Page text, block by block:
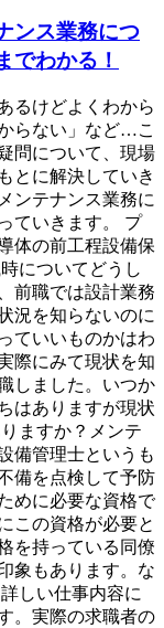
ンス業務につ
でわかる！
るけどよくわから
らない」など…こ
問について、現場
とに解決していき
ンテナンス業務に
ていきます。 プ
体の前工程設備保
についてどうし
前職では設計業務
況を知らないのに
ていいものかはわ
際にみて現状を知
しました。いつか
はありますが現状
ますか？メンテ
備管理士というも
備を点検して予防
めに必要な資格で
この資格が必要と
を持っている同僚
象もあります。な
しい仕事内容に
。実際の求職者の